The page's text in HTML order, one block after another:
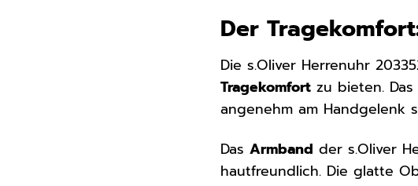
Der
Die s.Oliver Herrenuhr
Tragekomfort zu bieten.
angenehm am Handgelenk
DasArmband der s.Oliver
hautfreundlich. Die glatte